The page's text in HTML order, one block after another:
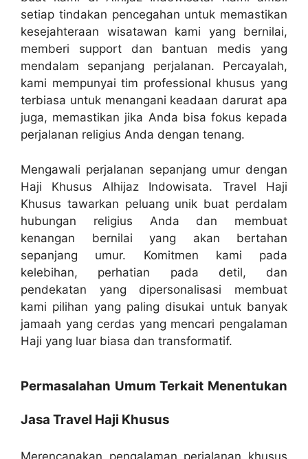
setiap tindakan pencegahan untuk memastikan
kesejahteraan wisatawan kami yang bernilai,
memberi support dan bantuan medis yang
mendalam sepanjang perjalanan. Percayalah,
kami mempunyai tim professional khusus yang
terbiasa untuk menangani keadaan darurat apa
juga, memastikan jika Anda bisa fokus kepada
perjalanan religius Anda dengan tenang.
Mengawali perjalanan sepanjang umur dengan
Haji Khusus Alhijaz Indowisata. Travel Haji
Khusus tawarkan peluang unik buat perdalam
hubungan religius Anda dan membuat
kenangan bernilai yang akan bertahan
sepanjang umur. Komitmen kami pada
kelebihan, perhatian pada detil, dan
pendekatan yang dipersonalisasi membuat
kami pilihan yang paling disukai untuk banyak
jamaah yang cerdas yang mencari pengalaman
Haji yang luar biasa dan transformatif.
Permasalahan Umum Terkait Menentukan
Jasa Travel Haji Khusus
Merencanakan pengalaman perjalanan khusus